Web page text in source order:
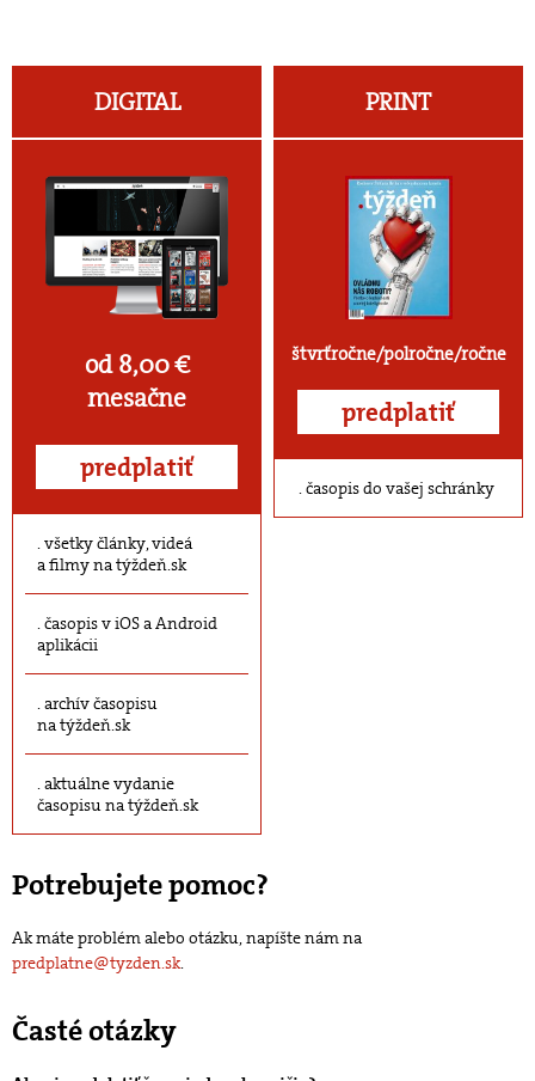
DIGITAL
od 8,00 €
mesačne
predplatiť
všetky články, videá
a filmy na týždeň.sk
časopis v iOS a Android
aplikácii
archív časopisu
na týždeň.sk
aktuálne vydanie
časopisu na týždeň.sk
PRINT
štvrťročne/polročne/ročne
predplatiť
časopis do vašej schránky
Potrebujete pomoc?
Ak máte problém alebo otázku, napíšte nám na
predplatne@tyzden.sk.
Časté otázky